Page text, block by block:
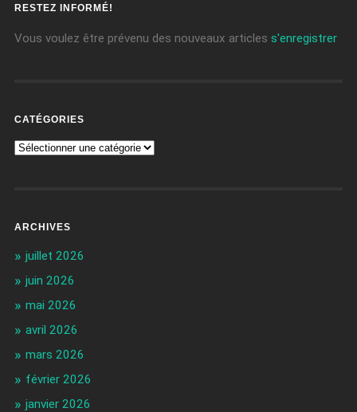
RESTEZ INFORMÉ!
Vous voulez être prévenu des nouveaux articles s'enregistrer
CATÉGORIES
ARCHIVES
juillet 2026
juin 2026
mai 2026
avril 2026
mars 2026
février 2026
janvier 2026